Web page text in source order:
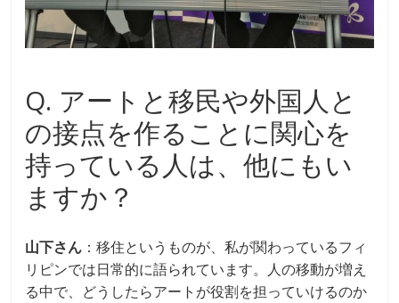
Q. アートと移民や外国人と
の接点を作ることに関心を
持っている人は、他にもい
ますか？
山下さん ：移住というものが、私が関わっているフィ
リピンでは日常的に語られています。人の移動が増え
る中で、どうしたらアートが役割を担っていけるのか